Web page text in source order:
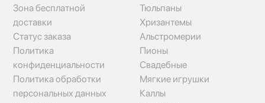
Зона бесплатной
доставки
Статус заказа
Политика
конфиденциальности
Политика обработки
персональных данных
Тюльпаны
Хризантемы
Альстромерии
Пионы
Свадебные
Мягкие игрушки
Каллы